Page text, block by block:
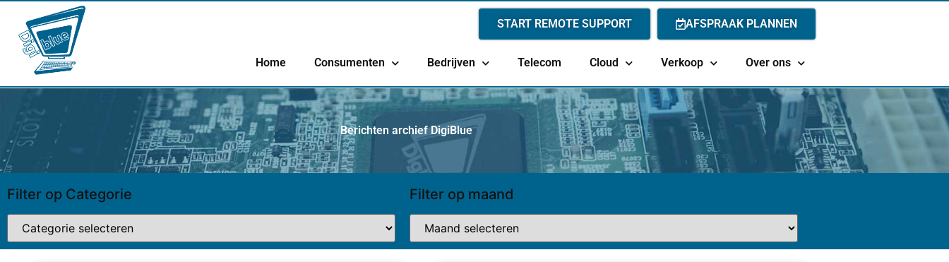
START REMOTE SUPPORT AFSPRAAK PLANNEN
Home Consumenten Bedrijven Telecom Cloud Verkoop Over ons
Berichten archief DigiBlue
Filter op Categorie Filter op maand